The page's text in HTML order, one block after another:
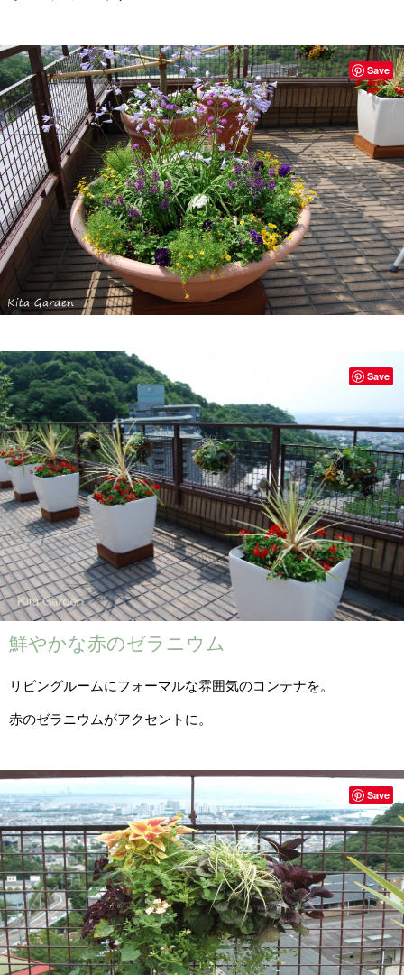
Save
鮮やかな赤のゼラニウム
リビングルームにフォーマルな雰囲気のコンテナを。
赤のゼラニウムがアクセントに。
Save
Save